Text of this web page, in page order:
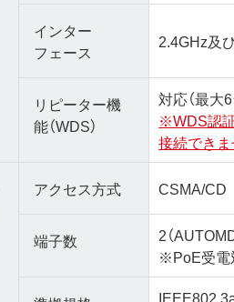
インター
フェース
2.4GHz及
リピーター機
能（WDS）
対応（最大
※WDS認
接続でき
アクセス方式 CSMA/CD
端子数
2（
※PoE受電